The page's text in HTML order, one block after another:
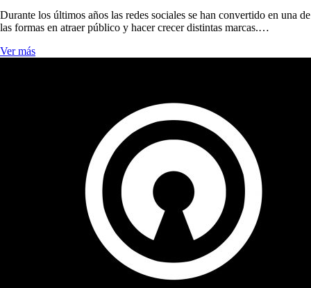
Durante los últimos años las redes sociales se han convertido en una de
las formas en atraer público y hacer crecer distintas marcas.…
Ver más